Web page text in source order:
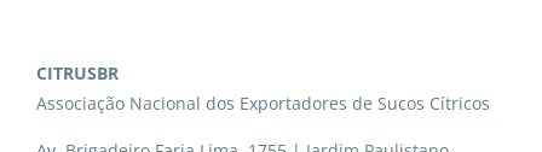
CITRUSBR
Associação Nacional dos Exportadores de Sucos Cítricos